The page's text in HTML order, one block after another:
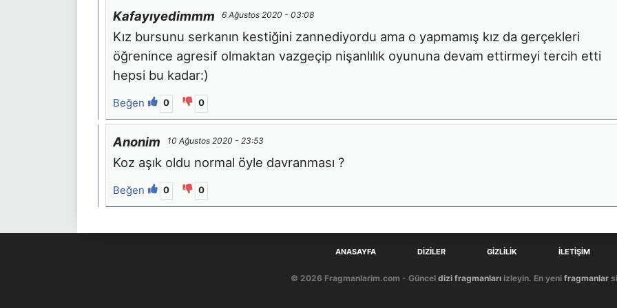
Kafayıyedimmm 6 Ağustos 2020 - 03:08
Kız bursunu serkanın kestiğini zannediyordu ama o yapmamış kız da gerçekleri
öğrenince agresif olmaktan vazgeçip nişanlılık oyununa devam ettirmeyi tercih etti
hepsi bu kadar:)
Beğen 0 0
Anonim 10 Ağustos 2020 - 23:53
Koz aşık oldu normal öyle davranması ?
Beğen 0 0
ANASAYFA DIZILER GIZLILIK İLETIŞIM
© 2026 Fragmanlarim.com - Güncel dizi fragmanlarıizleyin. En yeni fragmanlar